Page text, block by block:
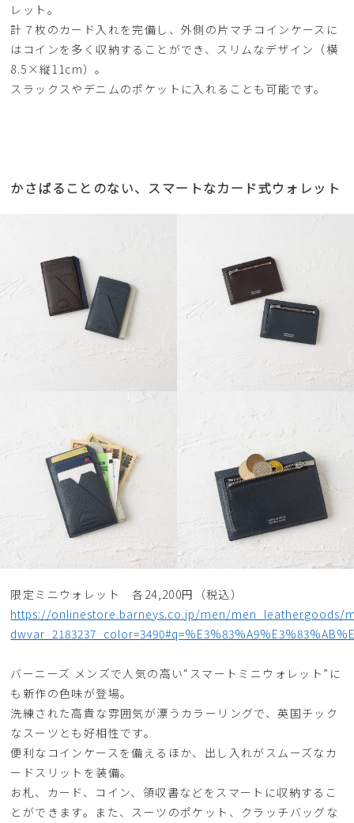
レット。
計７枚のカード入れを完備し、外側の片マチコインケースに
はコインを多く収納することができ、スリムなデザイン（横
8.5×縦11cm）。
スラックスやデニムのポケットに入れることも可能です。
かさばることのない、スマートなカード式ウォレット
限定ミニウォレット 各24,200円（税込）
https://onlinestore.barneys.co.jp/men/men_leathergoods/
バーニーズ メンズで人気の高い“スマートミニウォレット”に
も新作の色味が登場。
洗練された高貴な雰囲気が漂うカラーリングで、英国チック
なスーツとも好相性です。
便利なコインケースを備えるほか、出し入れがスムーズなカ
ードスリットを装備。
お札、カード、コイン、領収書などをスマートに収納するこ
とができます。また、スーツのポケット、クラッチバッグな